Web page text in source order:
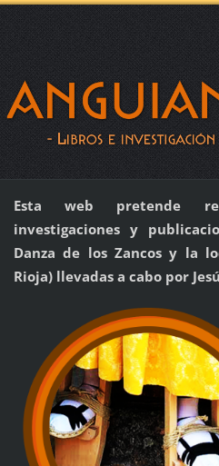
Esta web pretende
investigaciones y
Danza de los Zancos y la
Rioja) llevadas a cabo por